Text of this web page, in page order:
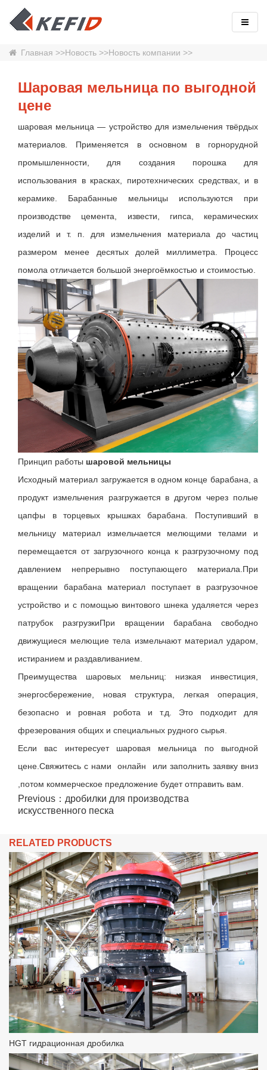
Главная >>Новость >>Новость компании >>
Шаровая мельница по выгодной
цене
шаровая мельница — устройство для измельчения твёрдых
материалов. Применяется в основном в горнорудной
промышленности, для создания порошка для
использования в красках, пиротехнических средствах, и в
керамике. Барабанные мельницы используются при
производстве цемента, извести, гипса, керамических
изделий и т. п. для измельчения материала до частиц
размером менее десятых долей миллиметра. Процесс
помола отличается большой энергоёмкостью и стоимостью.
Принцип работы шаровой мельницы
Исходный материал загружается в одном конце барабана, а
продукт измельчения разгружается в другом через полые
цапфы в торцевых крышках барабана. Поступивший в
мельницу материал измельчается мелющими телами и
перемещается от загрузочного конца к разгрузочному под
давлением непрерывно поступающего материала.При
вращении барабана материал поступает в разгрузочное
устройство и с помощью винтового шнека удаляется через
патрубок разгрузкиПри вращении барабана свободно
движущиеся мелющие тела измельчают материал ударом,
истиранием и раздавливанием.
Преимущества шаровых мельниц: низкая инвестиция,
энергосбережение, новая структура, легкая операция,
безопасно и ровная робота и т.д. Это подходит для
фрезерования общих и специальных рудного сырья.
Если вас интересует шаровая мельница по выгодной
цене.Свяжитесь с нами онлайн или заполнить заявку вниз
,потом коммерческое предложение будет отправить вам.
Previous： дробилки для производства
искусственного песка
RELATED PRODUCTS
HGT гидрационная дробилка